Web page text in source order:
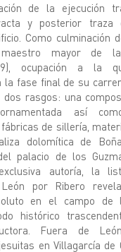
de la ejecución
y posterior
Como culminación
mayor de
ocupación a la
la fase final de su
rasgos: una
así
de sillería,
dolomítica de
palacio de los
autoría, la
León por Ribero
en el campo de
histórico
Fuera de
en Villagarcía de